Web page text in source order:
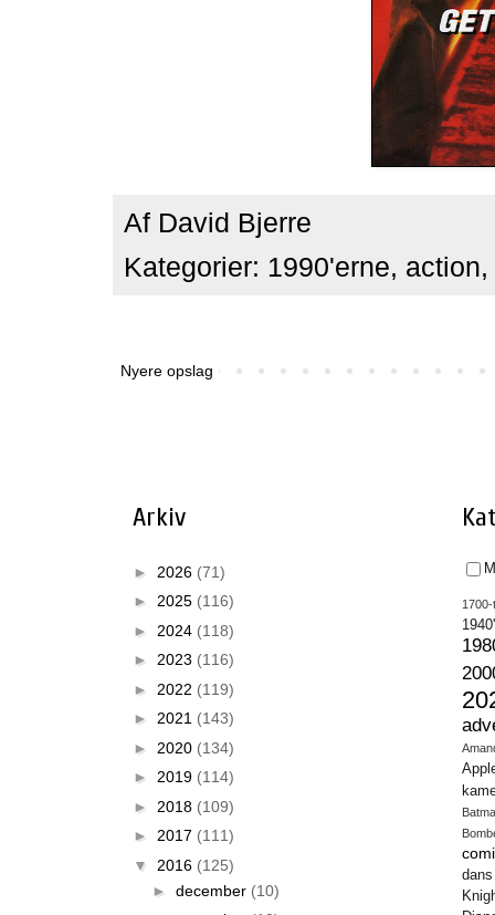
Af David Bjerre
Kategorier: 1990'erne, action,
Nyere opslag
Arkiv
► 2026 (71)
► 2025 (116)
► 2024 (118)
► 2023 (116)
► 2022 (119)
► 2021 (143)
► 2020 (134)
► 2019 (114)
► 2018 (109)
► 2017 (111)
▼ 2016 (125)
► december (10)
1700-
dans